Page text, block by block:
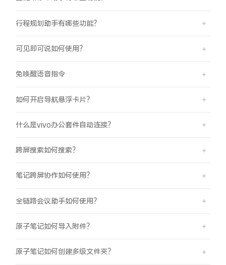
行程规划助手有哪些功能？
可见即可说如何使用？
免唤醒语音指令
如何开启导航悬浮卡片？
什么是vivo办公套件自动连接？
跨屏搜索如何搜索？
笔记跨屏协作如何使用？
全链路会议助手如何使用？
原子笔记如何导入附件？
原子笔记如何创建多级文件夹？